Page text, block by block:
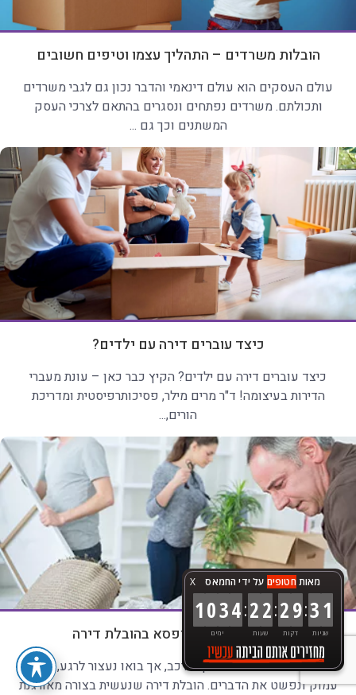
הובלות משרדים – התהליך עצמו וטיפים חשובים
עולם העסקים הוא עולם דינאמי והדבר נכון גם לגבי משרדים
ותכולתם. משרדים נפתחים ונסגרים בהתאם לצרכי העסק
המשתנים וכך גם ...
כיצד עוברים דירה עם ילדים?
כיצד עוברים דירה עם ילדים? הקיץ כבר כאן – עונת מעברי
הדירות בעיצומה! ד"ר מרים מילר, פסיכותרפיסטית ומדריכת
הורים,...
חושבים מחוץ לקופסא בהובלת דירה
נכון, הובלת דירה היא עסק מורכב, אך בואו נעצור לרגע, ננשום
עמוק ונפשט את הדברים. הובלת דירה שנעשית בצורה מאורגנת
X מאותחטופים על ידי החמאס
1034
ימים
:22
שעות
:29
דקות
:33
שניות